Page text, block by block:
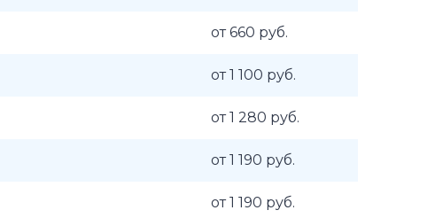
от 660 руб.
от 1 100 руб.
от 1 280 руб.
от 1 190 руб.
от 1 190 руб.